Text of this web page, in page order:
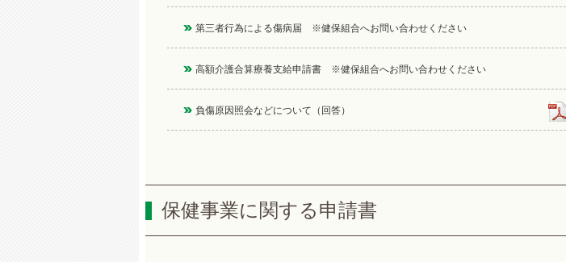
第三者行為による傷病届 ※健保組合へお問い合わせください
高額介護合算療養支給申請書 ※健保組合へお問い合わせください
負傷原因照会などについて（回答）
保健事業に関する申請書